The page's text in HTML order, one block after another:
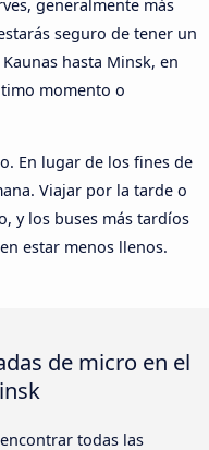
generalmente más
seguro de tener un
hasta Minsk, en
momento o
En lugar de los fines de
Viajar por la tarde o
y los buses más tardíos
estar menos llenos.
de micro en el
todas las